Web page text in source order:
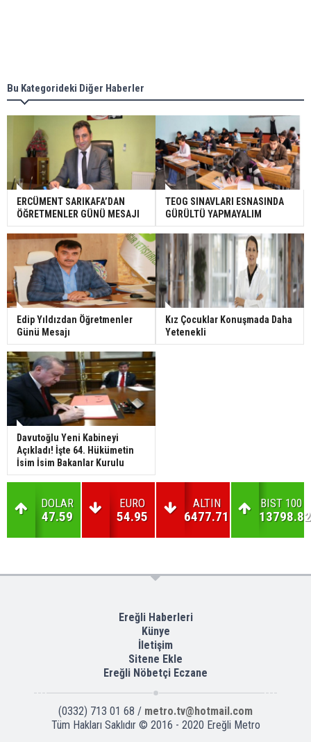
Bu Kategorideki Diğer Haberler
ERCÜMENT SARIKAFA’DAN
ÖĞRETMENLER GÜNÜ MESAJI
TEOG SINAVLARI ESNASINDA
GÜRÜLTÜ YAPMAYALIM
Edip Yıldızdan Öğretmenler
Günü Mesajı
Kız Çocuklar Konuşmada Daha
Yetenekli
Davutoğlu Yeni Kabineyi
Açıkladı! İşte 64. Hükümetin
İsim İsim Bakanlar Kurulu
DOLAR
47.59
EURO
54.95
ALTIN
6477.71
BIST 100
13798.82
Ereğli Haberleri
Künye
İletişim
Sitene Ekle
Ereğli Nöbetçi Eczane
(0332) 713 01 68 / metro.tv@hotmail.com
Tüm Hakları Saklıdır © 2016 - 2020 Ereğli Metro